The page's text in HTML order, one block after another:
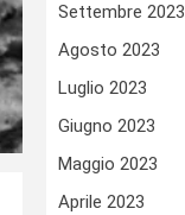
Settembre 2023
Agosto 2023
Luglio 2023
Giugno 2023
Maggio 2023
Aprile 2023